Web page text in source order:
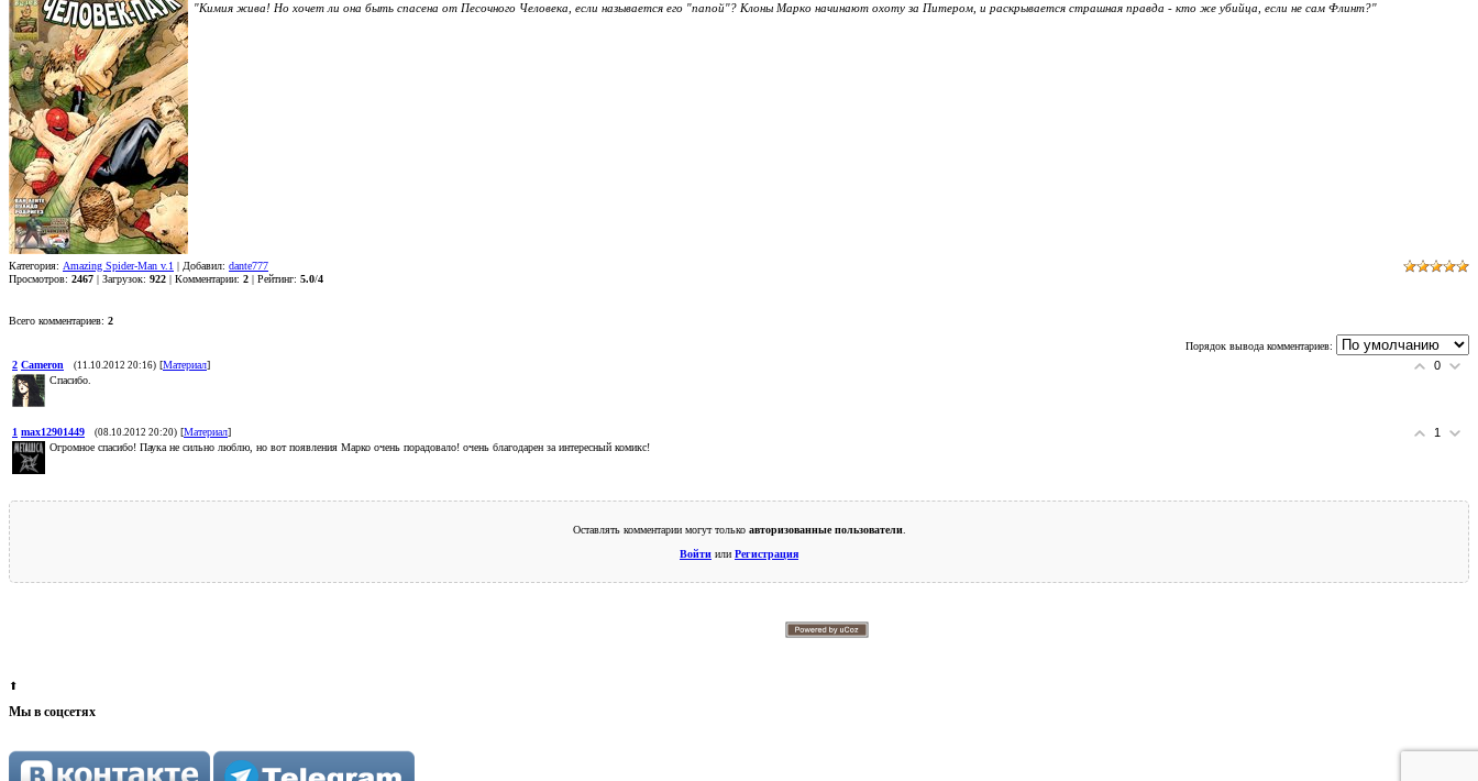
"Кимия жива! Но хочет ли она быть спасена от Песочного Человека, если называется его "папой"? Клоны Марко начинают охоту за Питером, и раскрывается страшная правда - кто же убийца, если не сам Флинт?"
Категория: Amazing Spider-Man v.1 | Добавил: dante777
Просмотров: 2467 | Загрузок: 922 | Комментарии: 2 | Рейтинг: 5.0/4
Всего комментариев: 2
Порядок вывода комментариев:
0
2 Cameron (11.10.2012 20:16) [Материал]
Спасибо.
1
1 max12901449 (08.10.2012 20:20) [Материал]
Огромное спасибо! Паука не сильно люблю, но вот появления Марко очень порадовало! очень благодарен за интересный комикс!
Оставлять комментарии могут только авторизованные пользователи.
Войти или Регистрация
⬆
Мы в соцсетях